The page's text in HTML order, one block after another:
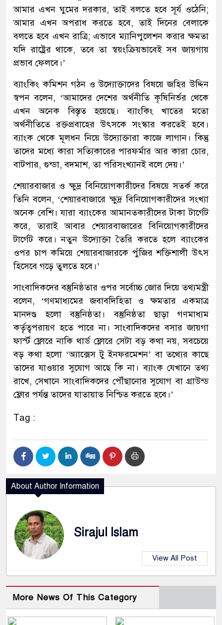
আমার এখন ঘুমের দরকার, তাই বলতে হবে সূর্য ওঠেনি;
আমার এখন অপরাধ করতে হবে, তাই দিনের বেলাকে
বলতে হবে এখন রাত্রি; এভাবে ম্যানিপুলেশন করার ক্ষমতা
যদি রাষ্ট্রের থাকে, তবে তা স্বয়ংক্রিয়ভাবেই সব জায়গায়
প্রভাব ফেলবে।’
ব্যাংকিং কমিশন গঠন ও উদ্যোক্তাদের বিষয়ে জহির উদ্দিন
স্বপন বলেন, ‘আমাদের দেশের অর্থনীতি কৃষিনির্ভর থেকে
এখন অনেক বিস্তৃত হয়েছে। ব্যাংকিং খাতের মতো
অর্থনীতিতে রক্তপ্রবাহের উৎসকে সংস্কার করতেই হবে।
ব্যাংক থেকে মূলধন নিয়ে উদ্যোক্তারা কাজে লাগান। কিন্তু
তাদের মধ্যে কারা সত্যিকারের পারফর্মার আর কারা চোর,
বাটপার, গুন্ডা, বদমাশ, তা পরিসংখ্যানই বলে দেয়।’
শেয়ারবাজার ও ক্ষুদ্র বিনিয়োগকারীদের বিষয়ে সতর্ক করে
তিনি বলেন, ‘শেয়ারবাজারে ক্ষুদ্র বিনিয়োগকারীদের সংখ্যা
অনেক বেশি। যারা ব্যাংকের আমানতকারীদের টাকা টার্গেট
করে, তারাই আবার শেয়ারবাজারের বিনিয়োগকারীদের
টার্গেট করে। নতুন উদ্যোক্তা তৈরি করতে হলে ব্যাংকের
ওপর চাপ কমিয়ে শেয়ারবাজারকে পুঁজির শক্তিশালী উৎস
হিসেবে গড়ে তুলতে হবে।’
সাংবাদিকদের বস্তুনিষ্ঠতার ওপর সর্বোচ্চ জোর দিয়ে তথ্যমন্ত্রী
বলেন, ‘গণমাধ্যমের জবাবদিহিতা ও ক্ষমতার একমাত্র
মানদণ্ড হলো বস্তুনিষ্ঠতা। বস্তুনিষ্ঠতা ছাড়া গণমাধ্যম
কর্তৃত্বপরায়ণ হতে পারে না। সাংবাদিকদের বসার জায়গা
ফার্স্ট ফ্লোরে নাকি থার্ড ফ্লোরে সেটা বড় কথা নয়, সবচেয়ে
বড় কথা হলো ‘অ্যাক্সেস টু ইনফরমেশন’ বা তথ্যের কাছে
তাদের যাওয়ার সুযোগ আছে কি না। ব্যাংক যেখানে তথ্য
রাখে, সেখানে সাংবাদিকদের পৌঁছানোর সুযোগ বা গ্রাউন্ড
ফ্লোর পর্যন্ত তাদের যাতায়াত নিশ্চিত করতে হবে।’
Tag :
About Author Information
Sirajul Islam
View All Post
More News Of This Category